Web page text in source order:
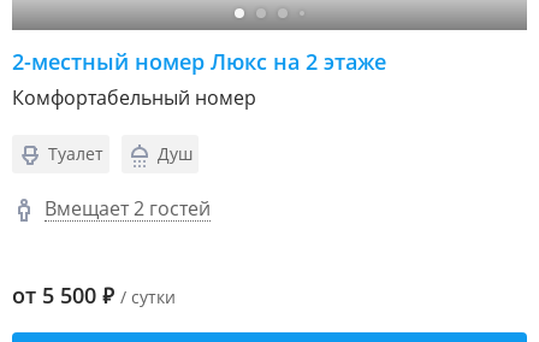
2-местный номер Люкс на 2 этаже
Комфортабельный номер
Туалет Душ
Вмещает 2 гостей
от 5 500 ₽ / сутки